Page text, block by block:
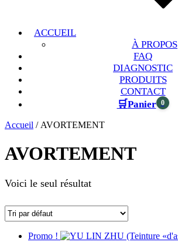
ACCUEIL
À PROPOS
FAQ
DIAGNOSTIC
PRODUITS
CONTACT
🛒Panier 0
Accueil / AVORTEMENT
AVORTEMENT
Voici le seul résultat
Promo !